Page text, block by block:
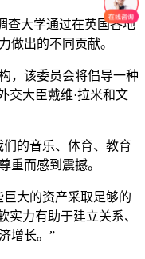
查大学通过在英国各地
做出的不同贡献。
，该委员会将倡导一种
交大臣戴维·拉米和文
的音乐、体育、教育
重而感到震撼。
大的资产采取足够的
实力有助于建立关系、
增长。”